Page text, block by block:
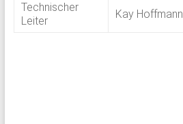
Technischer
Leiter
Kay Hoffmann